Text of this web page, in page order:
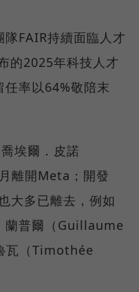
FAIR持續面臨人才
的2025年科技人才
率以64%敬陪末
埃爾．皮諾
離開Meta；開發
大多已離去，例如
普爾（Guillaume
瓦（Timothée